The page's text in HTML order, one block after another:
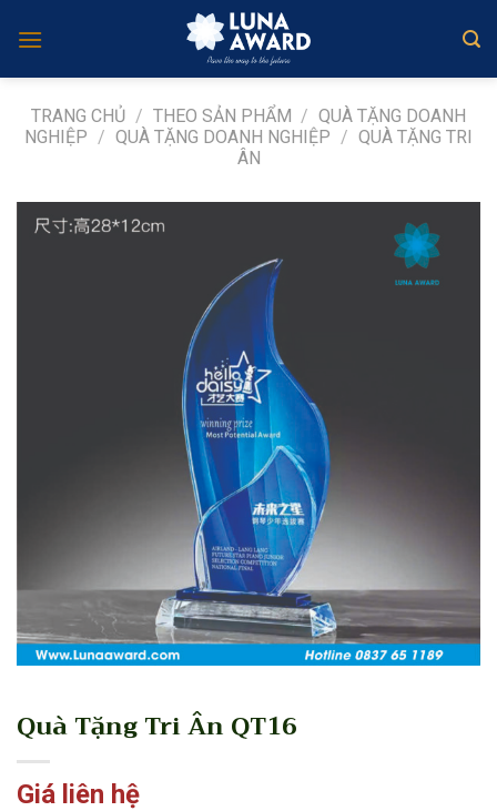
TRANG CHỦ / THEO SẢN PHẨM / QUÀ TẶNG DOANH
NGHIỆP / QUÀ TẶNG DOANH NGHIỆP / QUÀ TẶNG TRI
ÂN
Quà Tặng Tri Ân QT16
Giá liên hệ